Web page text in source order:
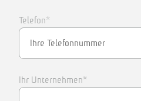
Telefon*
Ihr Unternehmen*